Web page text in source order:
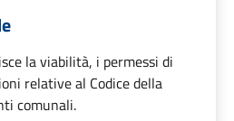
la viabilità, i permessi di
relative al Codice della
comunali.